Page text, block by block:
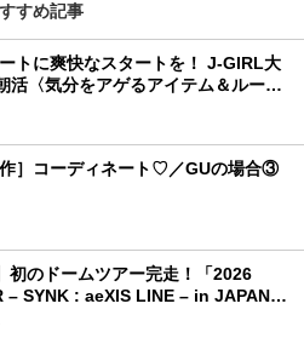
すめ記事
トに爽快なスタートを！ J-GIRL大
活〈気分をアゲるアイテム＆ルーテ
］コーディネート♡／GUの場合③
初のドームツアー完走！「2026
– SYNK : aeXIS LINE – in JAPAN
DOME TOUR] 」東京ドーム公演2